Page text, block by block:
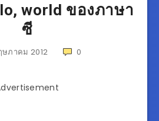
world ของภาษา
ซี
ษภาคม 2012 0